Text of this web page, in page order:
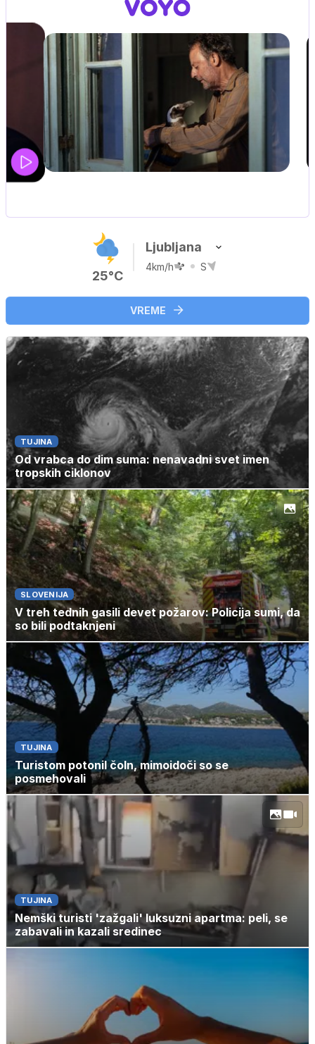
UEFA SUPERPOKAL
25°C
Ljubljana
4km/h S
VREME
TUJINA
Od vrabca do dim suma: nenavadni svet imen
tropskih ciklonov
SLOVENIJA
V treh tednih gasili devet požarov: Policija sumi, da
so bili podtaknjeni
TUJINA
Turistom potonil čoln, mimoidoči so se
posmehovali
TUJINA
Nemški turisti 'zažgali' luksuzni apartma: peli, se
zabavali in kazali sredinec